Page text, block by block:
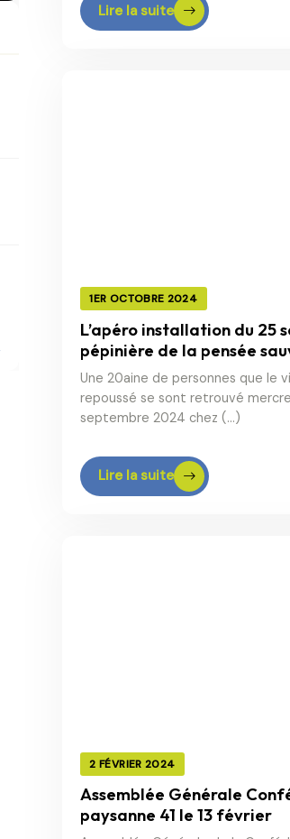
Lire la suite
1ER OCTOBRE 2024
L’apéro installation du 25
pépinière de la pensée
Une 20aine de personnes que le
repoussé se sont retrouvé
septembre 2024 chez (…)
Lire la suite
2 FÉVRIER 2024
Assemblée Générale
paysanne 41 le 13 février